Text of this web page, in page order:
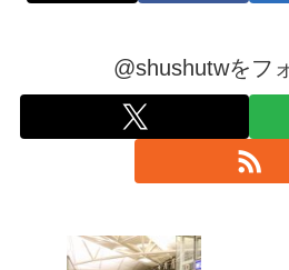
@shushutwをフ